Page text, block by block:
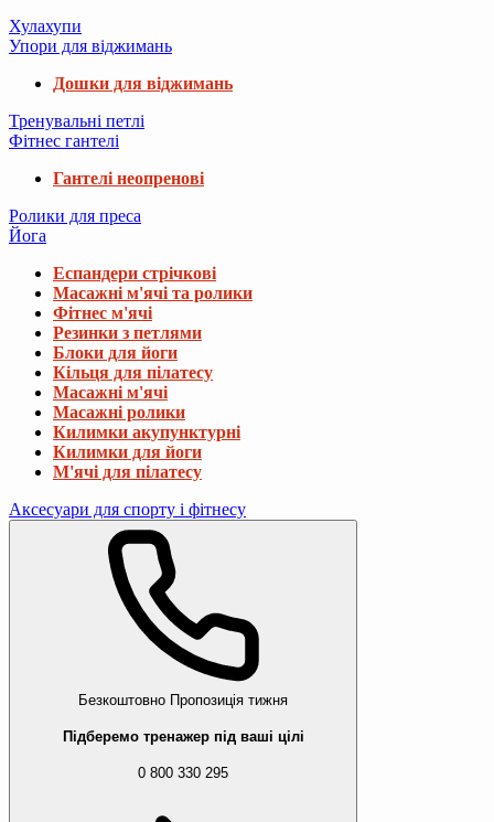
Хулахупи
Упори для віджимань
Дошки для віджимань
Тренувальні петлі
Фітнес гантелі
Гантелі неопренові
Ролики для преса
Йога
Еспандери стрічкові
Масажні м'ячі та ролики
Фітнес м'ячі
Резинки з петлями
Блоки для йоги
Кільця для пілатесу
Масажні м'ячі
Масажні ролики
Килимки акупунктурні
Килимки для йоги
М'ячі для пілатесу
Аксесуари для спорту і фітнесу
Безкоштовно Пропозиція тижня
Підберемо тренажер під ваші цілі
0 800 330 295